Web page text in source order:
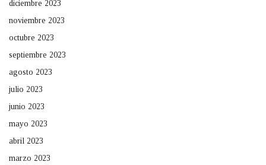
diciembre 2023
noviembre 2023
octubre 2023
septiembre 2023
agosto 2023
julio 2023
junio 2023
mayo 2023
abril 2023
marzo 2023